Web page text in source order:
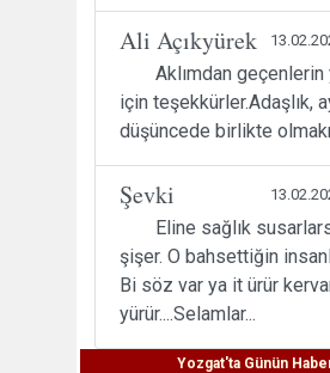
Ali Açıkyürek
Aklımdan geçenlerin
için teşekkürler.Adaşlık,
düşüncede birlikte
Şevki
Eline sağlık
şişer. O bahsettiğin
Bi söz var ya it ürür
yürür....Selamlar...
Yozgat'ta Günün